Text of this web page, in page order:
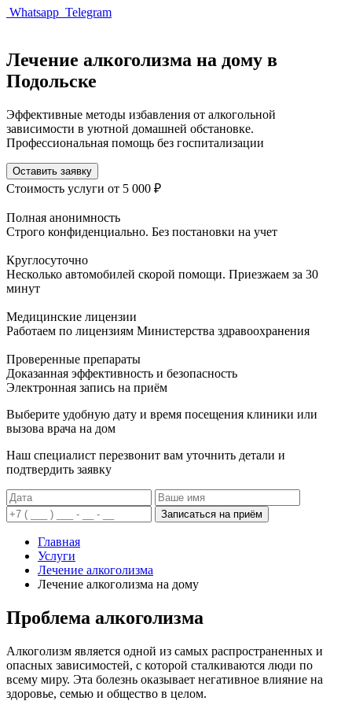
Whatsapp Telegram
Лечение алкоголизма на дому в
Подольске
Эффективные методы избавления от алкогольной
зависимости в уютной домашней обстановке.
Профессиональная помощь без госпитализации
Оставить заявку
Стоимость услуги от 5 000 ₽
Полная анонимность
Строго конфиденциально. Без постановки на учет
Круглосуточно
Несколько автомобилей скорой помощи. Приезжаем за 30
минут
Медицинские лицензии
Работаем по лицензиям Министерства здравоохранения
Проверенные препараты
Доказанная эффективность и безопасность
Электронная запись на приём
Выберите удобную дату и время посещения клиники или
вызова врача на дом
Наш специалист перезвонит вам уточнить детали и
подтвердить заявку
Записаться на приём
Главная
Услуги
Лечение алкоголизма
Лечение алкоголизма на дому
Проблема алкоголизма
Алкоголизм является одной из самых распространенных и
опасных зависимостей, с которой сталкиваются люди по
всему миру. Эта болезнь оказывает негативное влияние на
здоровье, семью и общество в целом.